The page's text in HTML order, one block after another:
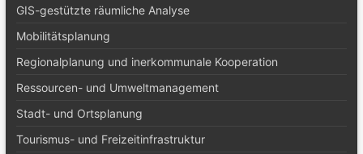
GIS-gestützte räumliche Analyse
Mobilitätsplanung
Regionalplanung und inerkommunale Kooperation
Ressourcen- und Umweltmanagement
Stadt- und Ortsplanung
Tourismus- und Freizeitinfrastruktur